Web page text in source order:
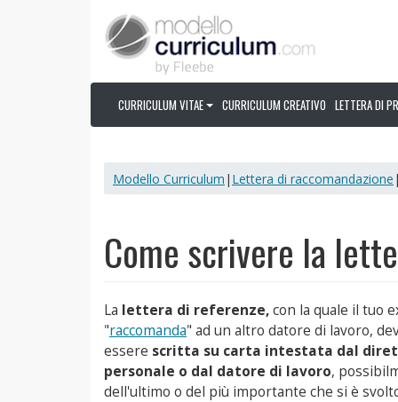
CURRICULUM VITAE CURRICULUM CREATIVO LETTERA DI
Modello Curriculum | Lettera di raccomandazione
Come scrivere la
La lettera di referenze,con la quale il tuo
"raccomanda" ad un altro datore di lavoro,
essere scritta su carta intestata dal
personale o dal datore di lavoro,
dell'ultimo o del più importante che si è